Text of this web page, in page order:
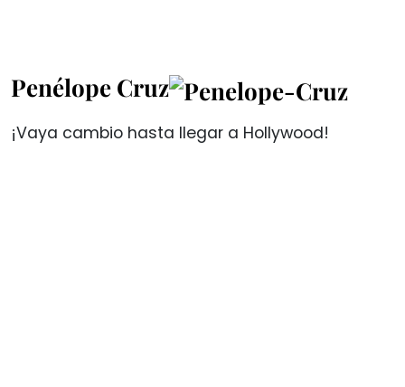
Penélope Cruz
¡Vaya cambio hasta llegar a Hollywood!